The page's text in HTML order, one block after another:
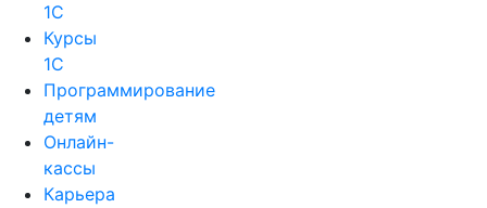
1С
Курсы
1С
Программирование
детям
Онлайн-
кассы
Карьера